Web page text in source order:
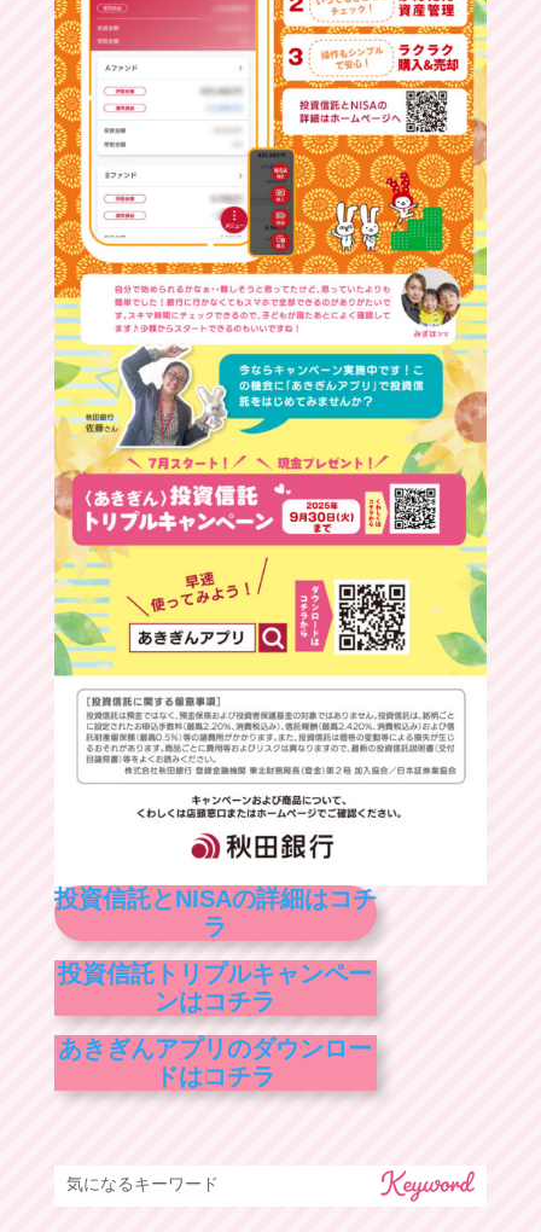
投資信託とNISAの詳細はコチ
ラ
投資信託トリプルキャンペー
ンはコチラ
あきぎんアプリのダウンロー
ドはコチラ
気になるキーワード